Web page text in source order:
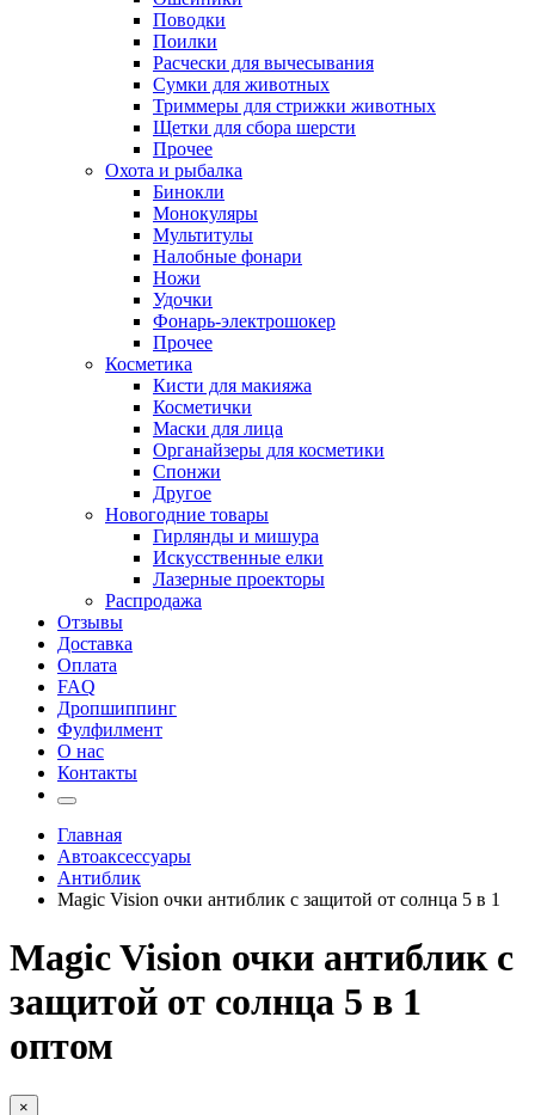
Поводки
Поилки
Расчески для вычесывания
Сумки для животных
Триммеры для стрижки животных
Щетки для сбора шерсти
Прочее
Охота и рыбалка
Бинокли
Монокуляры
Мультитулы
Налобные фонари
Ножи
Удочки
Фонарь-электрошокер
Прочее
Косметика
Кисти для макияжа
Косметички
Маски для лица
Органайзеры для косметики
Спонжи
Другое
Новогодние товары
Гирлянды и мишура
Искусственные елки
Лазерные проекторы
Распродажа
Отзывы
Доставка
Оплата
FAQ
Дропшиппинг
Фулфилмент
О нас
Контакты
Главная
Автоаксессуары
Антиблик
Magic Vision очки антиблик с защитой от солнца 5 в 1
Magic Vision очки антиблик с
защитой от солнца 5 в 1
оптом
×